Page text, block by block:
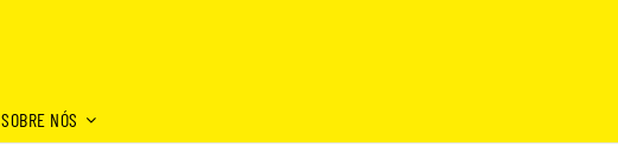
SOBRE NÓS